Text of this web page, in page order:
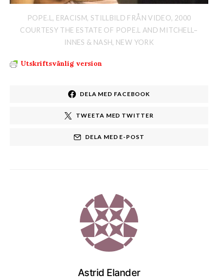
POPE.L, ERACISM, STILLBILD FRÅN VIDEO, 2000
COURTESY THE ESTATE OF POPE.L AND MITCHELL–
INNES & NASH, NEW YORK
Utskriftsvänlig version
DELA MED FACEBOOK
TWEETA MED TWITTER
DELA MED E-POST
Astrid Elander